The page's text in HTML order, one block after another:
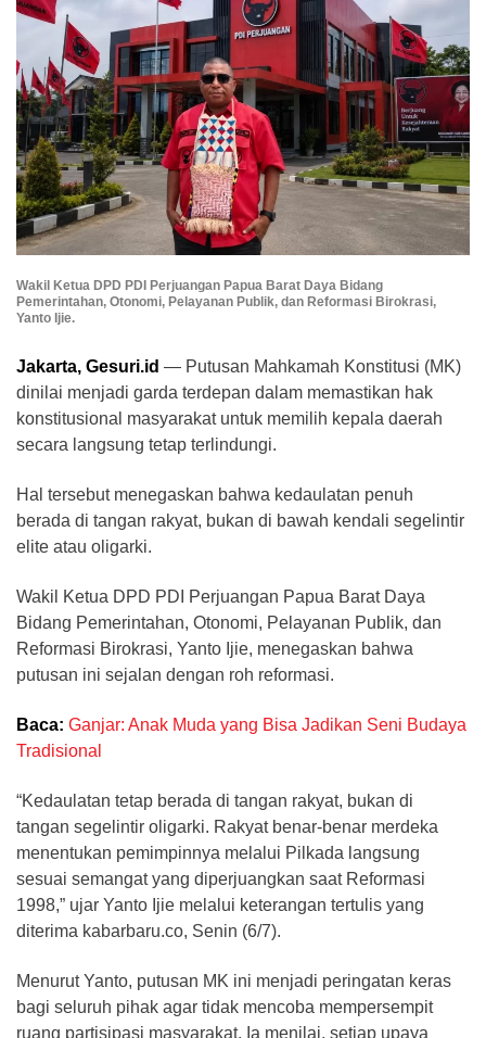
​Wakil Ketua DPD PDI Perjuangan Papua Barat Daya Bidang
Pemerintahan, Otonomi, Pelayanan Publik, dan Reformasi Birokrasi,
Yanto Ijie.
Jakarta, Gesuri.id — Putusan Mahkamah Konstitusi (MK)
dinilai menjadi garda terdepan dalam memastikan hak
konstitusional masyarakat untuk memilih kepala daerah
secara langsung tetap terlindungi.
Hal tersebut menegaskan bahwa kedaulatan penuh
berada di tangan rakyat, bukan di bawah kendali segelintir
elite atau oligarki.
​Wakil Ketua DPD PDI Perjuangan Papua Barat Daya
Bidang Pemerintahan, Otonomi, Pelayanan Publik, dan
Reformasi Birokrasi, Yanto Ijie, menegaskan bahwa
putusan ini sejalan dengan roh reformasi.
Baca: Ganjar: Anak Muda yang Bisa Jadikan Seni Budaya
Tradisional
​“Kedaulatan tetap berada di tangan rakyat, bukan di
tangan segelintir oligarki. Rakyat benar-benar merdeka
menentukan pemimpinnya melalui Pilkada langsung
sesuai semangat yang diperjuangkan saat Reformasi
1998,” ujar Yanto Ijie melalui keterangan tertulis yang
diterima kabarbaru.co, Senin (6/7).
​Menurut Yanto, putusan MK ini menjadi peringatan keras
bagi seluruh pihak agar tidak mencoba mempersempit
ruang partisipasi masyarakat. Ia menilai, setiap upaya